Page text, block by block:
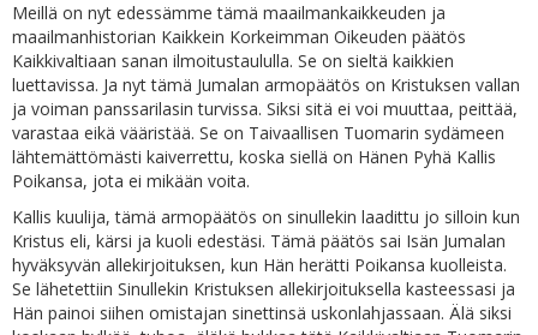
Meillä on nyt edessämme tämä maailmankaikkeuden ja
maailmanhistorian Kaikkein Korkeimman Oikeuden päätös
Kaikkivaltiaan sanan ilmoitustaululla. Se on sieltä kaikkien
luettavissa. Ja nyt tämä Jumalan armopäätös on Kristuksen vallan
ja voiman panssarilasin turvissa. Siksi sitä ei voi muuttaa, peittää,
varastaa eikä vääristää. Se on Taivaallisen Tuomarin sydämeen
lähtemättömästi kaiverrettu, koska siellä on Hänen Pyhä Kallis
Poikansa, jota ei mikään voita.
Kallis kuulija, tämä armopäätös on sinullekin laadittu jo silloin kun
Kristus eli, kärsi ja kuoli edestäsi. Tämä päätös sai Isän Jumalan
hyväksyvän allekirjoituksen, kun Hän herätti Poikansa kuolleista.
Se lähetettiin Sinullekin Kristuksen allekirjoituksella kasteessasi ja
Hän painoi siihen omistajan sinettinsä uskonlahjassaan. Älä siksi